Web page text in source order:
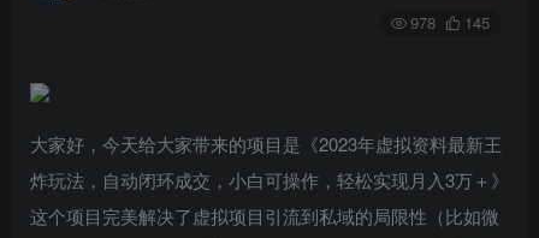
978 145
大家好，今天给大家带来的项目是《2023年虚拟资料最新王
炸玩法，自动闭环成交，小白可操作，轻松实现月入3万＋》
这个项目完美解决了虚拟项目引流到私域的局限性（比如微